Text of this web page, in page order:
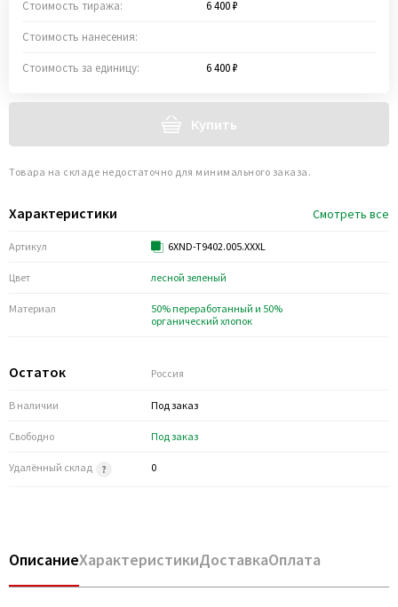
Характеристики Смотреть все
Артикул 6XND-T9402.005.XXXL
Цвет лесной зеленый
Материал
50% переработанный и 50%
органический хлопок
Остаток Россия
В наличии Под заказ
Свободно Под заказ
Удалённый склад 0
Стоимость тиража: 6 400 ₽
Стоимость нанесения:
Стоимость за единицу: 6 400 ₽
Купить
Товара на складе недостаточно для минимального заказа.
ОписаниеХарактеристикиДоставкаОплата